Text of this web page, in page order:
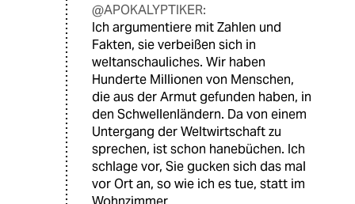
@APOKALYPTIKER:
Ich argumentiere mit Zahlen und
Fakten, sie verbeißen sich in
weltanschauliches. Wir haben
Hunderte Millionen von Menschen,
die aus der Armut gefunden haben, in
den Schwellenländern. Da von einem
Untergang der Weltwirtschaft zu
sprechen, ist schon hanebüchen. Ich
schlage vor, Sie gucken sich das mal
vor Ort an, so wie ich es tue, statt im